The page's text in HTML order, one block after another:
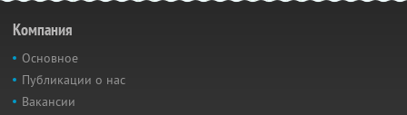
Компания
Основное
Публикации о нас
Вакансии